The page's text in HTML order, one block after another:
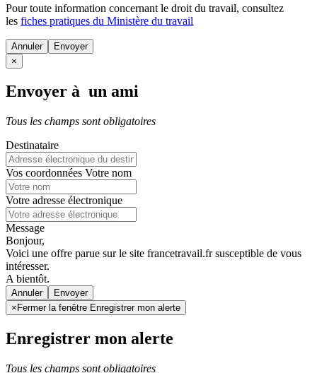
Pour toute information concernant le droit du travail, consultez
les fiches pratiques du Ministère du travail
Annuler
×
Envoyer à un ami
Tous les champs sont obligatoires
Destinataire
Vos coordonnées Votre nom
Votre adresse électronique
Message
Bonjour,
Voici une offre parue sur le site francetravail.fr susceptible de vous
intéresser.
A bientôt.
Annuler
× Fermer la fenêtre Enregistrer mon alerte
Enregistrer mon alerte
Tous les champs sont obligatoires